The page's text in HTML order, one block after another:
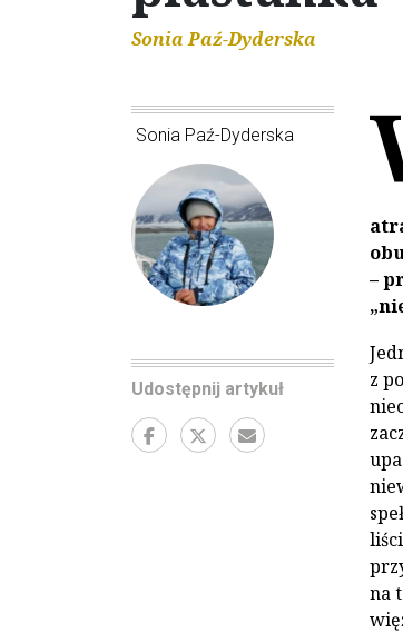
Sonia Paź-Dyderska
Sonia Paź-Dyderska
Udostępnij artykuł
–
z
na